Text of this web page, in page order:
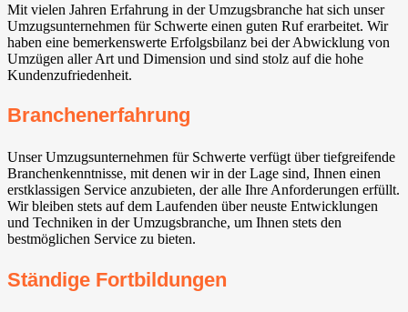
Mit vielen Jahren Erfahrung in der Umzugsbranche hat sich unser
Umzugsunternehmen für Schwerte einen guten Ruf erarbeitet. Wir
haben eine bemerkenswerte Erfolgsbilanz bei der Abwicklung von
Umzügen aller Art und Dimension und sind stolz auf die hohe
Kundenzufriedenheit.
Branchenerfahrung
Unser Umzugsunternehmen für Schwerte verfügt über tiefgreifende
Branchenkenntnisse, mit denen wir in der Lage sind, Ihnen einen
erstklassigen Service anzubieten, der alle Ihre Anforderungen erfüllt.
Wir bleiben stets auf dem Laufenden über neuste Entwicklungen
und Techniken in der Umzugsbranche, um Ihnen stets den
bestmöglichen Service zu bieten.
Ständige Fortbildungen